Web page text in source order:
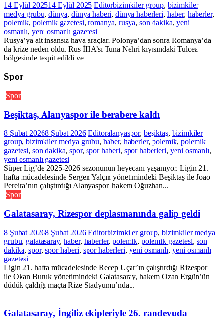
14 Eylül 202514 Eylül 2025 Editorbizimkiler group, bizimkiler
medya grubu, dünya, dünya haberi, dünya haberleri, haber, haberler,
polemik, polemik gazetesi, romanya, rusya, son dakika, yeni
osmanlı, yeni osmanlı gazetesi
Rusya’ya ait insansız hava araçları Polonya’dan sonra Romanya’da
da krize neden oldu. Rus İHA’sı Tuna Nehri kıyısındaki Tulcea
bölgesinde tespit edildi ve...
Spor
Spor
Beşiktaş, Alanyaspor ile berabere kaldı
8 Şubat 20268 Şubat 2026 Editoralanyaspor, beşiktaş, bizimkiler
group, bizimkiler medya grubu, haber, haberler, polemik, polemik
gazetesi, son dakika, spor, spor haberi, spor haberleri, yeni osmanlı,
yeni osmanlı gazetesi
Süper Lig’de 2025-2026 sezonunun heyecanı yaşanıyor. Ligin 21.
hafta mücadelesinde Sergen Yalçın yönetimindeki Beşiktaş ile Joao
Pereira’nın çalıştırdığı Alanyaspor, hakem Oğuzhan...
Spor
Galatasaray, Rizespor deplasmanında galip geldi
8 Şubat 20268 Şubat 2026 Editorbizimkiler group, bizimkiler medya
grubu, galatasaray, haber, haberler, polemik, polemik gazetesi, son
dakika, spor, spor haberi, spor haberleri, yeni osmanlı, yeni osmanlı
gazetesi
Ligin 21. hafta mücadelesinde Recep Uçar’ın çalıştırdığı Rizespor
ile Okan Buruk yönetimindeki Galatasaray, hakem Ozan Ergün’ün
düdük çaldığı maçta Rize Stadyumu’nda...
Galatasaray, İngiliz ekipleriyle 26. randevuda